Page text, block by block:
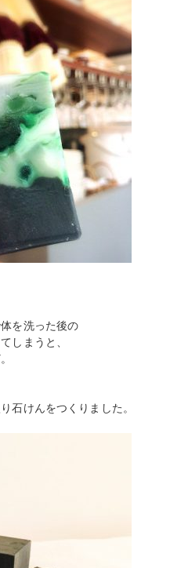
を洗った後の
しまうと、
石けんをつくりました。